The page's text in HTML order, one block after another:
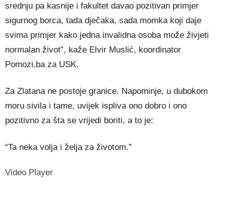
srednju pa kasnije i fakultet davao pozitivan primjer
sigurnog borca, tada dječaka, sada momka koji daje
svima primjer kako jedna invalidna osoba može živjeti
normalan život”, kaže Elvir Muslić, koordinator
Pomozi.ba za USK.
Za Zlatana ne postoje granice. Napominje, u dubokom
moru sivila i tame, uvijek ispliva ono dobro i ono
pozitivno za šta se vrijedi boriti, a to je:
“Ta neka volja i želja za životom.”
Video Player